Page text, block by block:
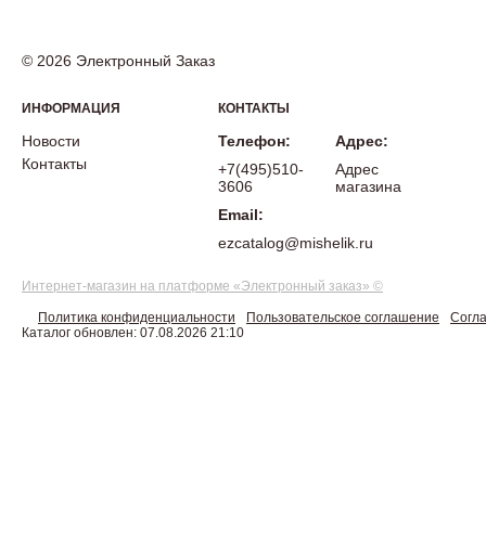
© 2026 Электронный Заказ
ИНФОРМАЦИЯ
Новости
Контакты
КОНТАКТЫ
Телефон:
+7(495)510-
3606
Email:
ezcatalog@mishelik.ru
Адрес:
Адрес
магазина
Интернет-магазин на платформе «Электронный заказ» ©
Политика конфиденциальности Пользовательское соглашение
Каталог обновлен: 07.08.2026 21:10